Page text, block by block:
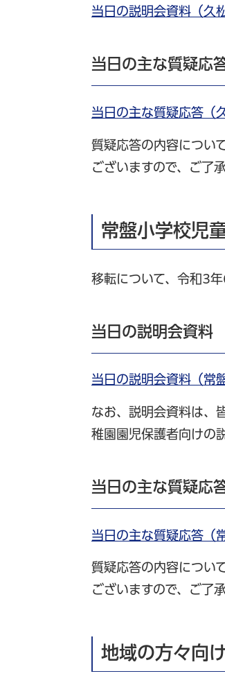
当日の説明会資料（久
当日の主な質疑応
当日の主な質疑応答（
質疑応答の内容につい
ございますので、ご了
常盤小学校児
移転について、令和3
当日の説明会資料
当日の説明会資料（常
なお、説明会資料は、
稚園園児保護者向けの
当日の主な質疑応
当日の主な質疑応答（
質疑応答の内容につい
ございますので、ご了
地域の方々向